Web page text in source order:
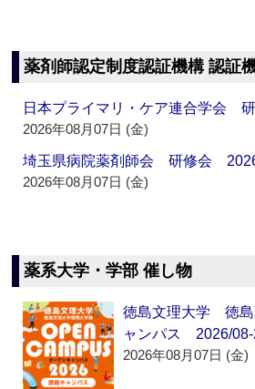
薬剤師認定制度認証機構 認証
日本プライマリ・ケア連合学会
2026年08月07日 (金)
埼玉県病院薬剤師会 研修会
2026年08月07日 (金)
薬系大学・学部 催し物
徳島文理大学 徳
ャンパス 2026/08-
2026年08月07日 (金)